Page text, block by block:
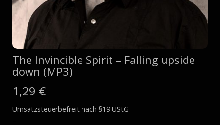
The Invincible Spirit – Falling upside
down (MP3)
1,29 €
Umsatzsteuerbefreit nach §19 UStG